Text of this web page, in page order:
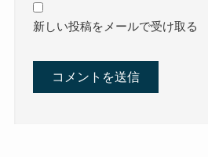
新しい投稿をメールで受け取る